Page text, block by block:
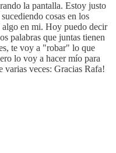
la pantalla. Estoy justo
cosas en los
algo en mi. Hoy puedo decir
palabras que juntas tienen
te voy a "robar" lo que
lo voy a hacer mío para
varias veces: Gracias Rafa!